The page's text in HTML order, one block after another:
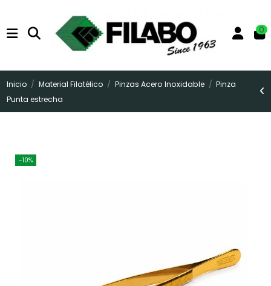
0
Inicio Material Filatélico Pinzas Acero Inoxidable
Pinza
Punta estrecha
-10%